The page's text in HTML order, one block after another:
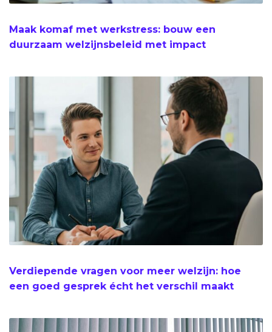
Maak komaf met werkstress: bouw een
duurzaam welzijnsbeleid met impact
Verdiepende vragen voor meer welzijn: hoe
een goed gesprek écht het verschil maakt